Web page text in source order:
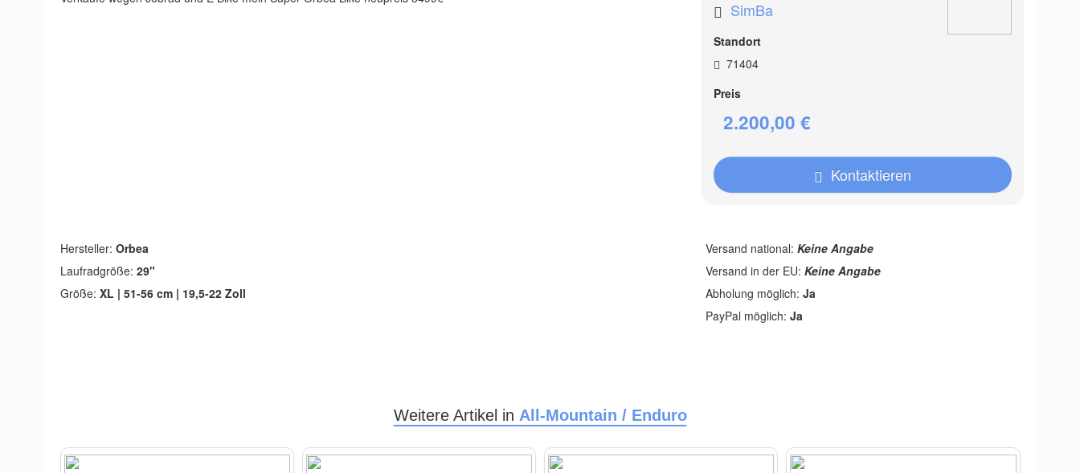
SimBa
Standort
71404
Preis
2.200,00 €
Kontaktieren
Hersteller: Orbea
Laufradgröße: 29"
Größe: XL | 51-56 cm | 19,5-22 Zoll
Versand national: Keine Angabe
Versand in der EU: Keine Angabe
Abholung möglich: Ja
PayPal möglich: Ja
Weitere Artikel in All-Mountain / Enduro